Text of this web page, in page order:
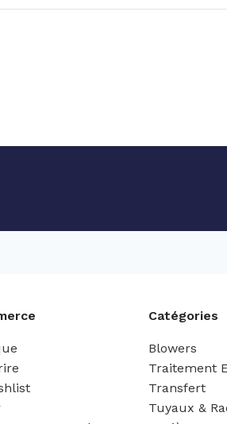
Catégories
Blowers
Traitement
Transfert
Tuyaux &